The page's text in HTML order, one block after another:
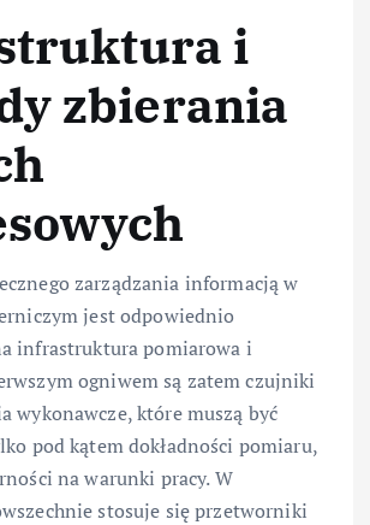
i
zbierania
zarządzania informacją w
jest odpowiednio
infrastruktura pomiarowa i
ogniwem są zatem czujniki
wykonawcze, które muszą być
pod kątem dokładności pomiaru,
na warunki pracy. W
stosuje się przetworniki